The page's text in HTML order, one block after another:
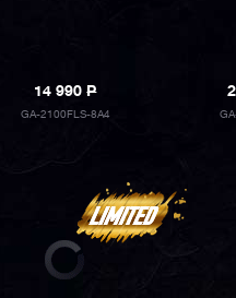
14 990P
GA-2100FLS-8A4